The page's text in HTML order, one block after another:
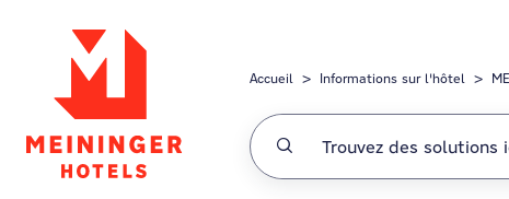
Accueil Informations sur l'hôtel